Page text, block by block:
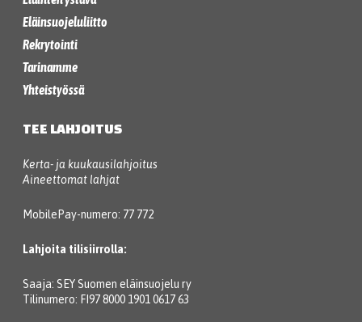
Eläinsuojeluliitto
Rekrytointi
Tarinamme
Yhteistyössä
TEE LAHJOITUS
Kerta- ja kuukausilahjoitus
Aineettomat lahjat
MobilePay-numero: 77 772
Lahjoita tilisiirrolla:
Saaja: SEY Suomen eläinsuojelu ry
Tilinumero: FI97 8000 1901 0617 63